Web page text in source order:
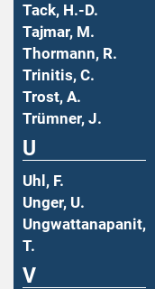
Tack, H.-D.
Tajmar, M.
Thormann, R.
Trinitis, C.
Trost, A.
Trümner, J.
U
Uhl, F.
Unger, U.
Ungwattanapanit,
T.
V